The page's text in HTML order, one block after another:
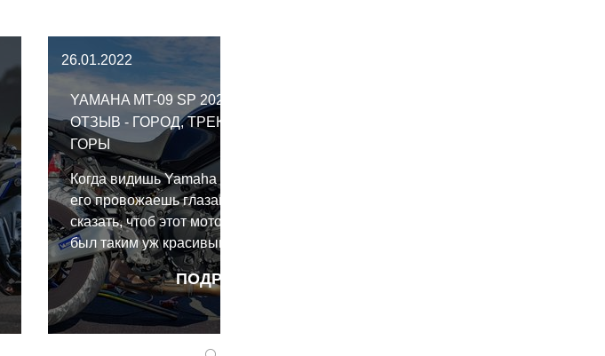
26.01.2022
YAMAHA MT-09 SP 2022.
ОТЗЫВ - ГОРОД, ТРЕК И
ГОРЫ
ПОДРОБНЕЕ
Когда видишь Yamaha MT-09,
его провожаешь глазами. И не
сказать, чтоб этот мотоцикл
был таким уж красивым -
просто он именно что
притягивает взгляд, от
сгорбленных плеч бензобака и
до складок и естественных
линий рамы - просто